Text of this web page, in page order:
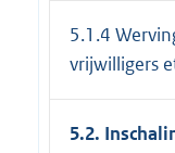
5.1.4
vrijwilligers
5.2.